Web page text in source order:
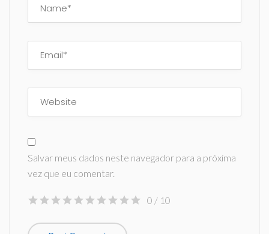
Salvar meus dados neste navegador para a próxima
vez que eu comentar.
0 / 10